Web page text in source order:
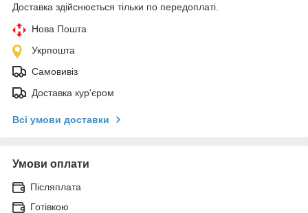
Доставка здійснюється тільки по передоплаті.
Нова Пошта
Укрпошта
Самовивіз
Доставка кур'єром
Всі умови доставки
Умови оплати
Післяплата
Готівкою